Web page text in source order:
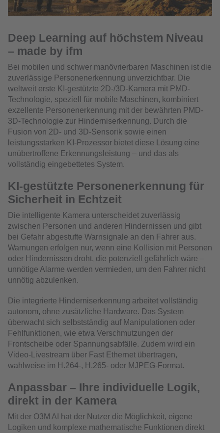
Deep Learning auf höchstem Niveau
– made by ifm
Bei mobilen und schwer manövrierbaren Maschinen ist die
zuverlässige Personenerkennung unverzichtbar. Die
weltweit erste KI-gestützte 2D-/3D-Kamera mit PMD-
Technologie, speziell für mobile Maschinen, kombiniert
exzellente Personenerkennung mit der bewährten PMD-
3D-Technologie zur Hinderniserkennung. Durch die
Fusion von 2D- und 3D-Sensorik sowie einen
leistungsstarken KI-Prozessor bietet diese Lösung eine
unübertroffene Erkennungsleistung – und das als
vollständig eingebettetes System.
KI-gestützte Personenerkennung für
Sicherheit in Echtzeit
Die intelligente Kamera unterscheidet zuverlässig
zwischen Personen und anderen Hindernissen und gibt
bei Gefahr abgestufte Warnsignale an den Fahrer aus.
Warnungen erfolgen nur, wenn eine Kollision mit Personen
oder Hindernissen droht, die potenziell gefährlich wäre –
unnötige Alarme werden vermieden, um den Fahrer nicht
unnötig abzulenken.
Die integrierte Hinderniserkennung arbeitet vollständig
autonom, ohne zusätzliche Hardware. Das System
überwacht sich selbstständig auf Manipulationen oder
Fehlfunktionen, wie etwa Verschmutzungen der
Frontscheibe oder Spannungsabfälle. Zudem wird ein
Video-Livestream über Fast Ethernet übertragen,
wahlweise im H.264-, H.265- oder MJPEG-Format.
Anpassbar – Ihre individuelle Logik,
direkt in der Kamera
Mit der O3M AI hat der Nutzer die Möglichkeit, eigene
Logiken und komplexe mathematische Funktionen direkt